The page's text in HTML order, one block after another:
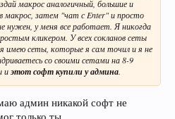
макрос аналогичный, большие и
макрос, затем "чат с Enter" и просто
нужен, у меня все работает. Я никогда
кликером. У всех сокланов сеты
я имею сеты, которые я сам точил и я не
со своими сетами на 8-9
иэтот софт купили у админа.
админ никакой софт не